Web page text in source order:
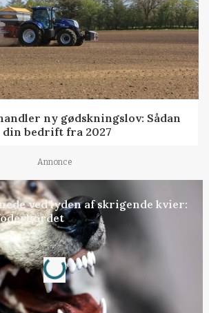
ny gødskningslov: Sådan
bedrift fra 2027
Annonce
ved lyden af skrigende kvier:
Annonce
Loading...